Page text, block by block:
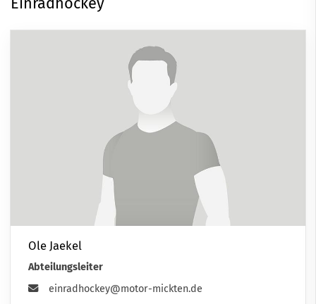
Ole Jaekel
Abteilungsleiter
einradhockey@motor-mickten.de